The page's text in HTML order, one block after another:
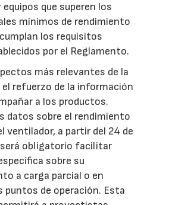
que superen los
mínimos de rendimiento
los requisitos
por el Reglamento.
más relevantes de la
refuerzo de la información
a los productos.
datos sobre el rendimiento
ventilador, a partir del 24 de
obligatorio facilitar
sobre su
a carga parcial o en
puntos de operación. Esta